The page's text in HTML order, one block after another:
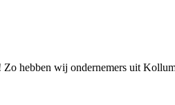
hebben wij ondernemers uit